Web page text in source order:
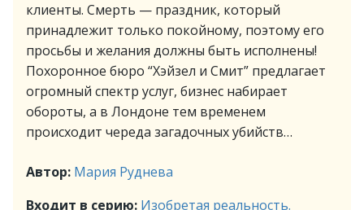
клиенты. Смерть — праздник, который
принадлежит только покойному, поэтому его
просьбы и желания должны быть исполнены!
Похоронное бюро “Хэйзел и Смит” предлагает
огромный спектр услуг, бизнес набирает
обороты, а в Лондоне тем временем
происходит череда загадочных убийств…
Автор: Мария Руднева
Входит в серию: Изобретая реальность.